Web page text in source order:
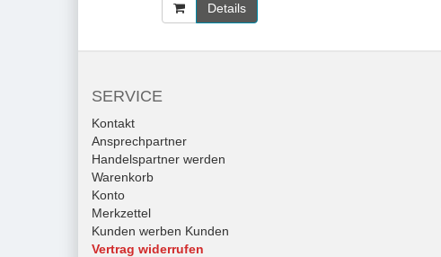
Details
SERVICE
Kontakt
Ansprechpartner
Handelspartner werden
Warenkorb
Konto
Merkzettel
Kunden werben Kunden
Vertrag widerrufen